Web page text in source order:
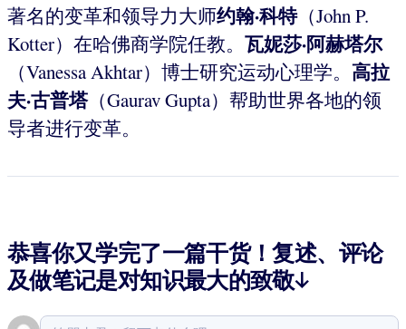
著名的变革和领导力大师约翰·科特（John P.
Kotter）在哈佛商学院任教。 瓦妮莎·阿赫塔尔
（Vanessa Akhtar）博士研究运动心理学。 高拉
夫·古普塔（Gaurav Gupta）帮助世界各地的领
导者进行变革。
恭喜你又学完了一篇干货！复述、评论
及做笔记是对知识最大的致敬↓